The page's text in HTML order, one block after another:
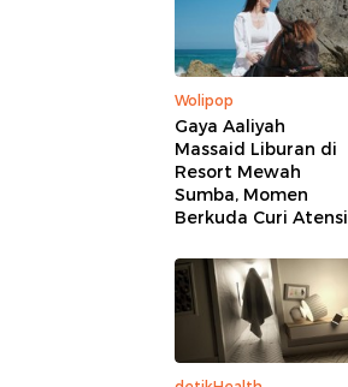
Wolipop
Gaya Aaliyah
Massaid Liburan di
Resort Mewah
Sumba, Momen
Berkuda Curi Atensi